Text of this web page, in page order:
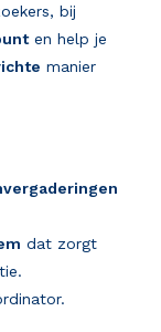
bij
en help je
manier
dat zorgt